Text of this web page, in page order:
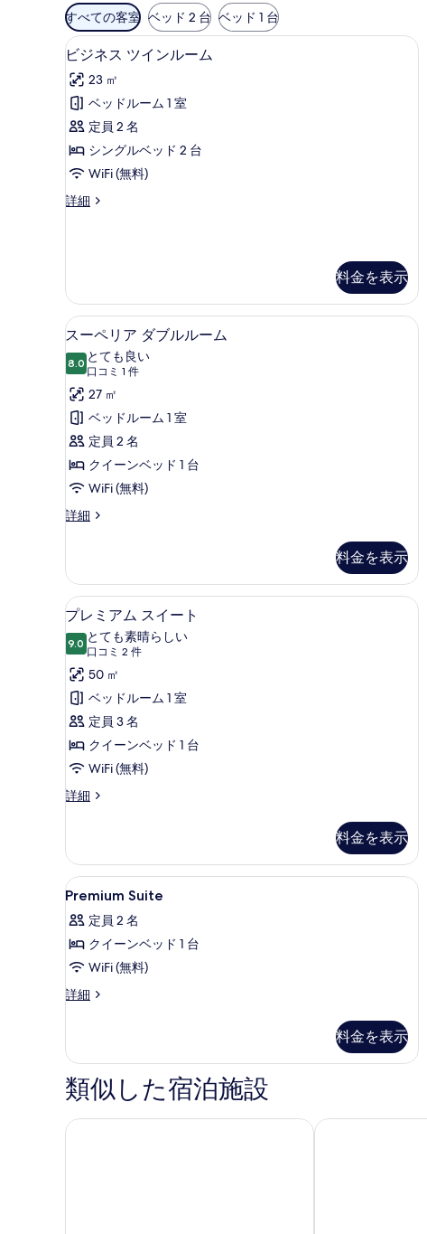
利
用
可
能
な
客
室
の
絞
り
込
すべての客室 ベッド 2 台 ベッド 1 台
ビ
ジ
ネ
ス
ツ
イ
ル
す
べ
て
の
写
真
を
表
示
す
ビジネス ツインルーム | ミニバー
3
ビジネス ツインルーム
23 ㎡
ベッドルーム 1 室
定員 2 名
シングルベッド 2 台
WiFi (無料)
詳細
ビ
ン
ル
ー
ム
の
詳
細
料金を表示
ス
ー
ペ
リ
ア
ダ
ブ
ル
ル
の
す
べ
て
の
写
真
を
表
示
スーペリア ダブルルーム | ミニバ
6
スーペリア ダブルルーム
8.010 点中 8.0
とても良い
口コミ 1 件
(口
コ
ミ
1
件)
27 ㎡
ベッドルーム 1 室
定員 2 名
クイーンベッド 1 台
WiFi (無料)
詳細
ス
ア
ダ
ブ
ル
ム
の
詳
細
料金を表示
プ
レ
ミ
ア
ム
ス
イ
ー
ト
べ
て
の
写
真
表
す
る
プレミアム スイート | ミニバー、
6
プレミアム スイート
9.010 点中 9.0
とても素晴らしい
口コミ 2 件
(口
コ
ミ
2
件)
50 ㎡
ベッドルーム 1 室
定員 3 名
クイーンベッド 1 台
WiFi (無料)
詳細
プ
ム
ス
イ
ト
の
細
料金を表示
Premium
Suite
の
す
べ
て
真
を
表
ミニバー、セーフティボックス (
11
Premium Suite
定員 2 名
クイーンベッド 1 台
WiFi (無料)
詳細
Premium
細
料金を表示
類似した宿泊施設
Parkview Terrace Hotel K-Hills The Terrace